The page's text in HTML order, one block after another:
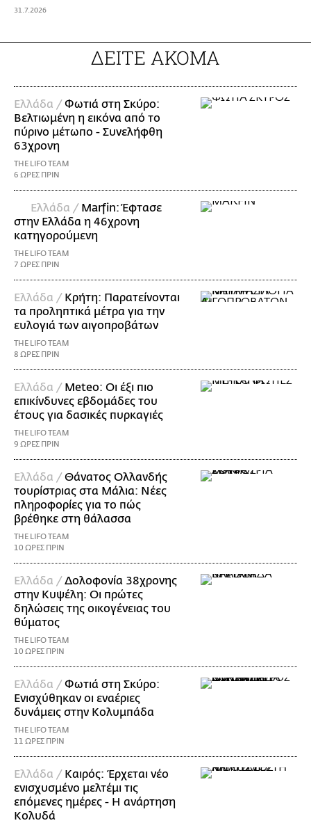
31.7.2026
ΔΕΙΤΕ ΑΚΟΜΑ
Ελλάδα /Φωτιά στη Σκύρο:
Βελτιωμένη η εικόνα από το
πύρινο μέτωπο - Συνελήφθη
63χρονη
THE LIFO TEAM
6 ΩΡΕΣ ΠΡΙΝ
Ελλάδα / Marfin: Έφτασε
στην Ελλάδα η 46χρονη
κατηγορούμενη
THE LIFO TEAM
7 ΩΡΕΣ ΠΡΙΝ
Ελλάδα / Κρήτη: Παρατείνονται
τα προληπτικά μέτρα για την
ευλογιά των αιγοπροβάτων
THE LIFO TEAM
8 ΩΡΕΣ ΠΡΙΝ
Ελλάδα / Meteo: Οι έξι πιο
επικίνδυνες εβδομάδες του
έτους για δασικές πυρκαγιές
THE LIFO TEAM
9 ΩΡΕΣ ΠΡΙΝ
Ελλάδα /Θάνατος Ολλανδής
τουρίστριας στα Μάλια: Νέες
πληροφορίες για το πώς
βρέθηκε στη θάλασσα
THE LIFO TEAM
10 ΩΡΕΣ ΠΡΙΝ
Ελλάδα /Δολοφονία 38χρονης
στην Κυψέλη: Οι πρώτες
δηλώσεις της οικογένειας του
θύματος
THE LIFO TEAM
10 ΩΡΕΣ ΠΡΙΝ
Ελλάδα /Φωτιά στη Σκύρο:
Ενισχύθηκαν οι εναέριες
δυνάμεις στην Κολυμπάδα
THE LIFO TEAM
11 ΩΡΕΣ ΠΡΙΝ
Ελλάδα / Καιρός: Έρχεται νέο
ενισχυσμένο μελτέμι τις
επόμενες ημέρες - Η ανάρτηση
Κολυδά